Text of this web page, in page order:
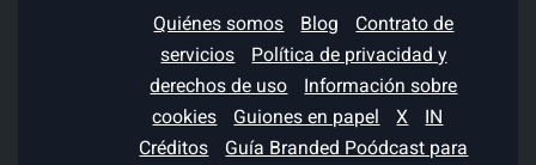
Quiénes somos Blog
Contrato de
servicios Política de privacidad y
derechos de uso Información sobre
cookies Guiones en papel X IN
Créditos Guía Branded Poódcast para